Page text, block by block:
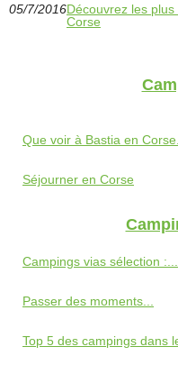
05/7/2016Découvrez les
Corse
Que voir à Bastia en
Séjourner en Corse
Campings vias sélection :...
Passer des moments...
Top 5 des campings dans